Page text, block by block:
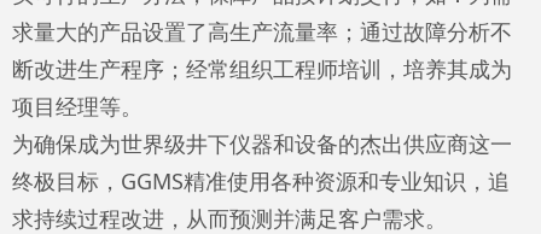
求量大的产品设置了高生产流量率；通过故障分析不
断改进生产程序；经常组织工程师培训，培养其成为
项目经理等。
为确保成为世界级井下仪器和设备的杰出供应商这一
终极目标，GGMS精准使用各种资源和专业知识，追
求持续过程改进，从而预测并满足客户需求。